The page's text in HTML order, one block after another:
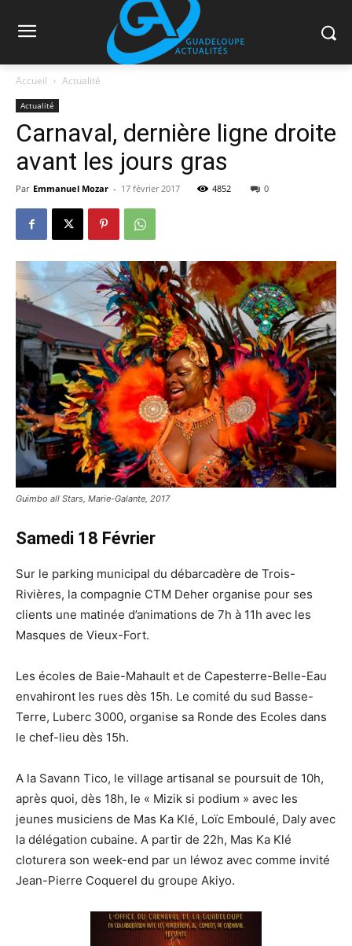
Accueil Actualité
Actualité
Carnaval, dernière ligne droite
avant les jours gras
Par Emmanuel Mozar - 17 février 2017 4852 0
Guimbo all Stars, Marie-Galante, 2017
Samedi 18 Février
Sur le parking municipal du débarcadère de Trois-
Rivières, la compagnie CTM Deher organise pour ses
clients une matinée d’animations de 7h à 11h avec les
Masques de Vieux-Fort.
Les écoles de Baie-Mahault et de Capesterre-Belle-Eau
envahiront les rues dès 15h. Le comité du sud Basse-
Terre, Luberc 3000, organise sa Ronde des Ecoles dans
le chef-lieu dès 15h.
A la Savann Tico, le village artisanal se poursuit de 10h,
après quoi, dès 18h, le « Mizik si podium » avec les
jeunes musiciens de Mas Ka Klé, Loïc Emboulé, Daly avec
la délégation cubaine. A partir de 22h, Mas Ka Klé
cloturera son week-end par un léwoz avec comme invité
Jean-Pierre Coquerel du groupe Akiyo.